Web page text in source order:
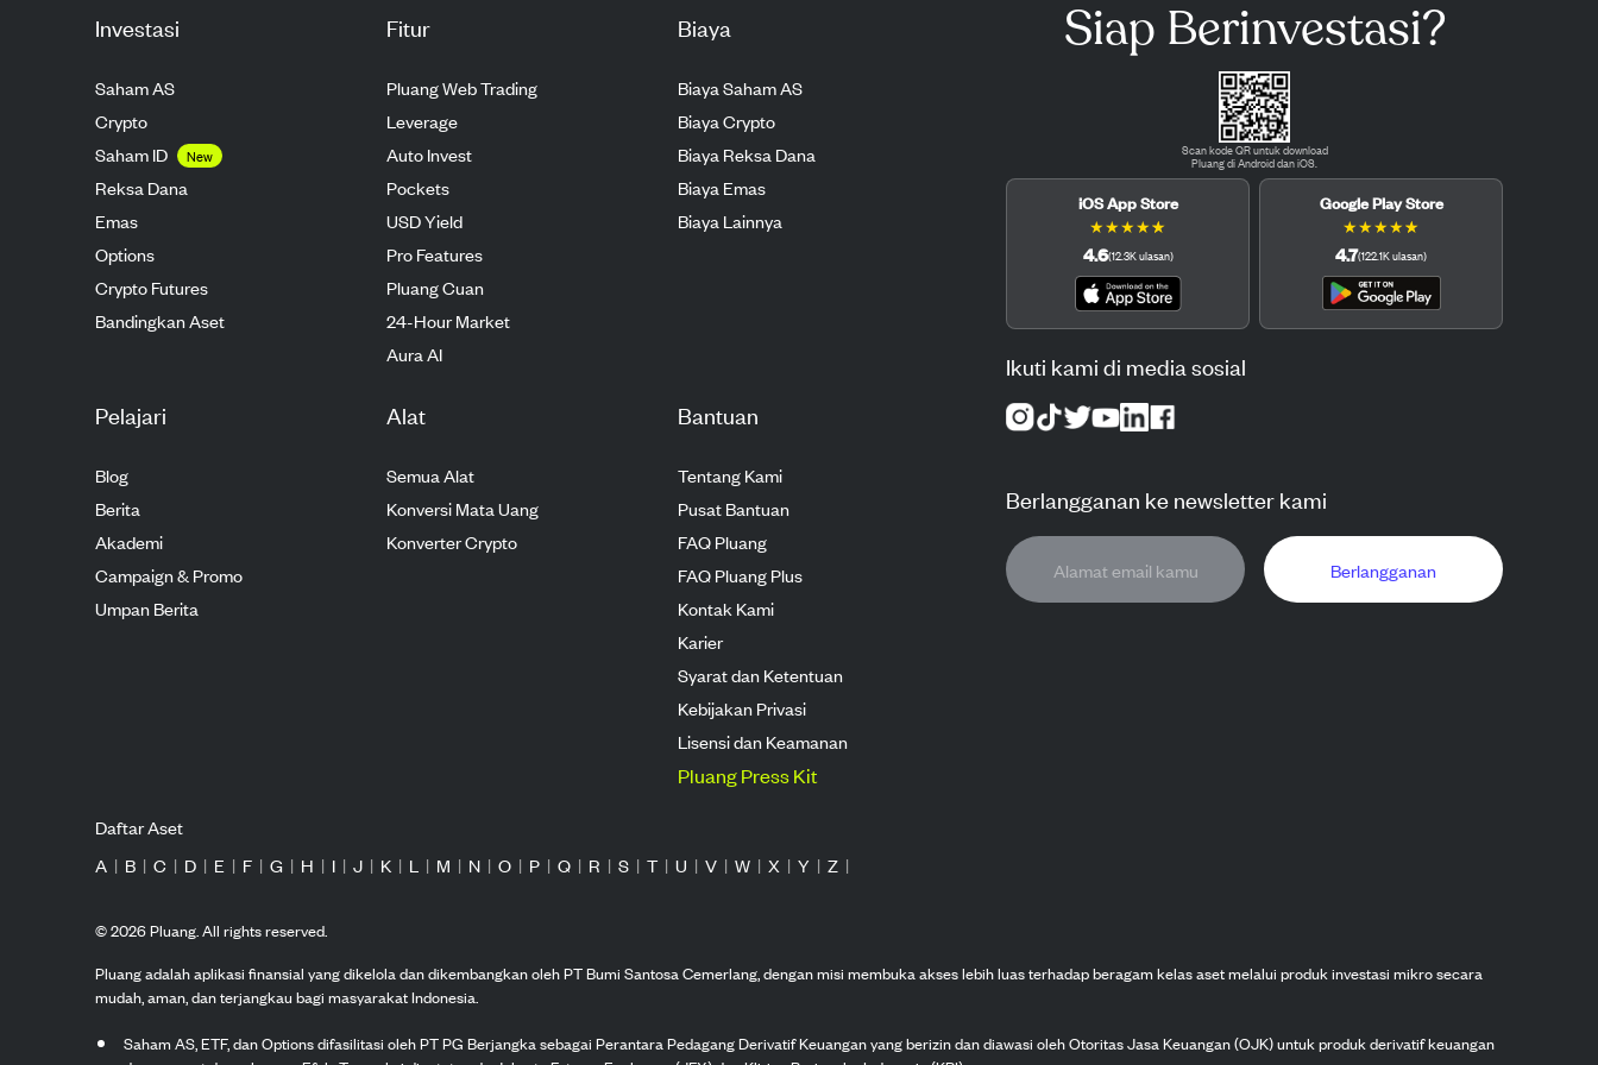
Investasi
Saham AS
Crypto
Saham ID
New
Reksa Dana
Emas
Options
Crypto Futures
Bandingkan Aset
Fitur
Pluang Web Trading
Leverage
Auto Invest
Pockets
USD Yield
Pro Features
Pluang Cuan
24-Hour Market
Aura AI
Biaya
Biaya Saham AS
Biaya Crypto
Biaya Reksa Dana
Biaya Emas
Biaya Lainnya
Pelajari
Blog
Berita
Akademi
Campaign & Promo
Umpan Berita
Alat
Semua Alat
Konversi Mata Uang
Konverter Crypto
Bantuan
Tentang Kami
Pusat Bantuan
FAQ Pluang
FAQ Pluang Plus
Kontak Kami
Karier
Syarat dan Ketentuan
Kebijakan Privasi
Lisensi dan Keamanan
Pluang Press Kit
Siap Berinvestasi?
Scan kode QR untuk download
Pluang di Android dan iOS.
iOS App Store
★★★★★
4.6(12.3Kulasan)
Google Play Store
★★★★★
4.7(122.1Kulasan)
Ikuti kami di media sosial
Berlangganan ke newsletter kami
Berlangganan
Daftar Aset
A | B | C | D | E | F | G | H | I | J | K | L | M | N | O | P | Q | R | S | T | U | V | W | X | Y | Z |
©2026Pluang. All rights reserved.
Pluang adalah aplikasi finansial yang dikelola dan dikembangkan oleh PT Bumi Santosa Cemerlang, dengan misi membuka akses lebih luas terhadap beragam kelas aset melalui produk investasi mikro secara
mudah, aman, dan terjangkau bagi masyarakat Indonesia.
Saham AS, ETF, dan Options difasilitasi oleh PT PG Berjangka sebagai Perantara Pedagang Derivatif Keuangan yang berizin dan diawasi oleh Otoritas Jasa Keuangan (OJK) untuk produk derivatif keuangan